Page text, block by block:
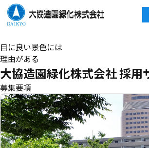
目に良い景色には
理由がある
大協造園緑化株式会社 採用
募集要項